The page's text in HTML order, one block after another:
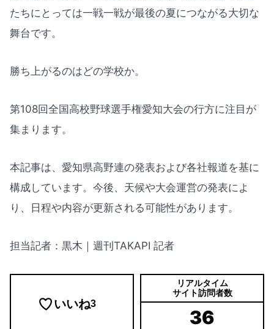
たちにとっては一戦一戦が最後の夏につながる大切な
舞台です。
勝ち上がるのはどの学校か。
第108回全国高校野球選手権愛知大会の行方に注目が
集まります。
本記事は、愛知県高野連の発表および各社報道を基に
構成しています。今後、天候や大会運営の発表によ
り、日程や内容が更新される可能性があります。
担当記者：黒木｜週刊TAKAPI 記者
いいね3
リアルタイム
サイト訪問者数
36